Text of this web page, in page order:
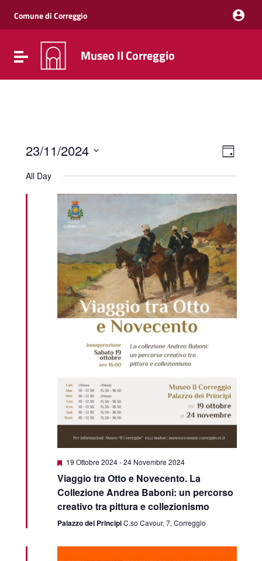
Vai al menu di navigazione
Vai al footer
Comune di Correggio
Attiva / disattiva la navigazione
Museo Il Correggio
Views
Event
Views
Day
23/11/2024
date.
All Day
Featured
19 Ottobre 2024-24 Novembre 2024
Viaggio tra Otto e Novecento. La
Collezione Andrea Baboni: un percorso
creativo tra pittura e collezionismo
Palazzo dei PrincipiC.so Cavour, 7, Correggio